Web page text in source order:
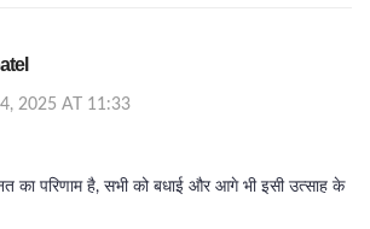
2025 AT 11:33
का परिणाम है, सभी को बधाई और आगे भी इसी उत्साह के